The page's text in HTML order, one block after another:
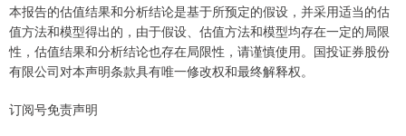
本报告的估值结果和分析结论是基于所预定的假设，并采用适当的估
值方法和模型得出的，由于假设、估值方法和模型均存在一定的局限
性，估值结果和分析结论也存在局限性，请谨慎使用。国投证券股份
有限公司对本声明条款具有唯一修改权和最终解释权。
订阅号免责声明